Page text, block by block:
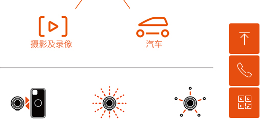
ꁸ
回到顶部
ꂅ
0755-21059248
ꀥ